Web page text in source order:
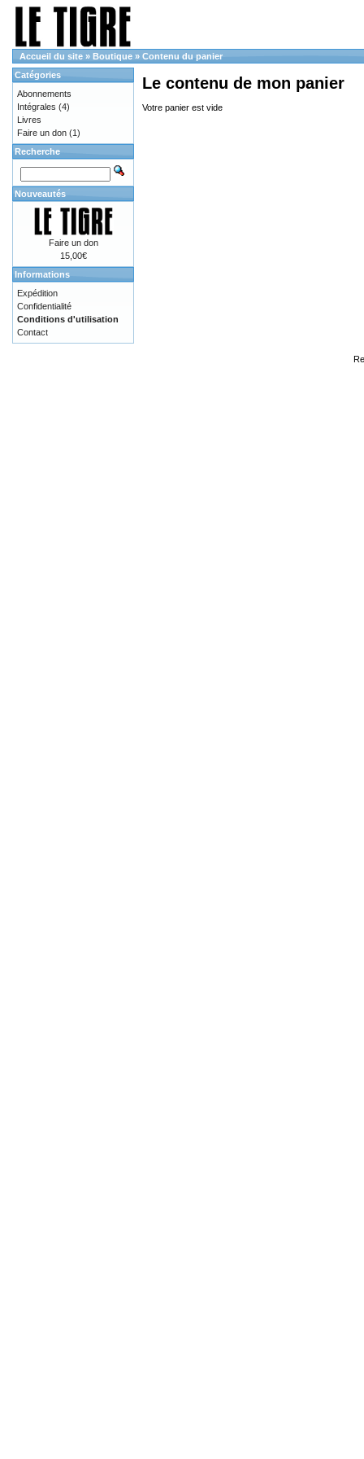
Accueil du site » Boutique » Contenu du panier
Le contenu de mon panier
Votre panier est vide
Catégories
Abonnements
Intégrales (4)
Livres
Faire un don (1)
Recherche
Nouveautés
Faire un don
15,00€
Informations
Expédition
Confidentialité
Conditions d'utilisation
Contact